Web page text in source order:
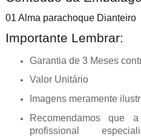
01 Alma parachoque Dianteiro
Importante Lembrar:
Garantia de 3 Meses
Valor Unitário
Imagens meramente
Recomendamos que
profissional